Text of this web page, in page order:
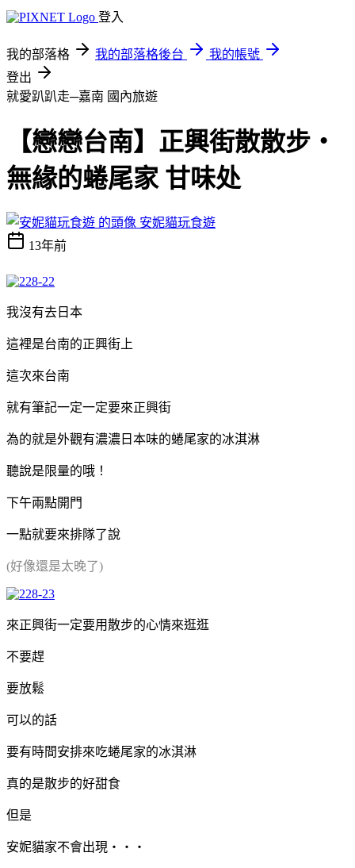
登入
我的部落格 我的部落格後台
我的帳號
登出
就愛趴趴走─嘉南 國內旅遊
【戀戀台南】正興街散散步‧
無緣的蜷尾家 甘味处
安妮貓玩食遊
13年前
我沒有去日本
這裡是台南的正興街上
這次來台南
就有筆記一定一定要來正興街
為的就是外觀有濃濃日本味的蜷尾家的冰淇淋
聽說是限量的哦！
下午兩點開門
一點就要來排隊了說
(好像還是太晚了)
來正興街一定要用散步的心情來逛逛
不要趕
要放鬆
可以的話
要有時間安排來吃蜷尾家的冰淇淋
真的是散步的好甜食
但是
安妮貓家不會出現‧‧‧